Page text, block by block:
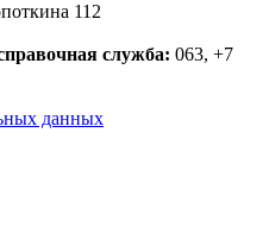
112
служба: 063, +7
данных